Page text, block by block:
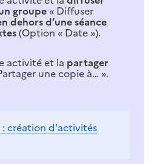
groupe « Diffuser
dehors d’une séance
(Option « Date »).
activité et la partager
une copie à… ».
: création d'activités